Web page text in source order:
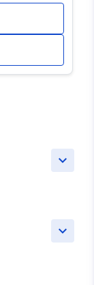
keyboard_arrow_down
keyboard_arrow_down